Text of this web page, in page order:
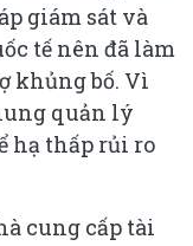
giám sát và
tế nên đã làm
khủng bố. Vì
quản lý
hạ thấp rủi ro
cung cấp tài